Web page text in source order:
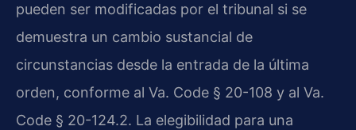
pueden ser modificadas por el tribunal si se
demuestra un cambio sustancial de
circunstancias desde la entrada de la última
orden, conforme al Va. Code § 20-108 y al Va.
Code § 20-124.2. La elegibilidad para una